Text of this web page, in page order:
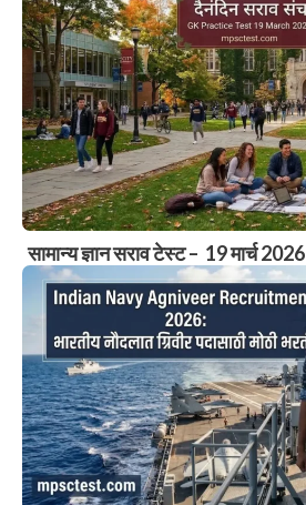
सामान्य ज्ञान सराव टेस्ट – 19 मार्च 2026